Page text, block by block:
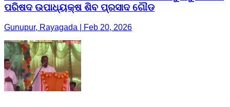
ପରିଷଦ ଉପାଧ୍ୟକ୍ଷ ଶିବ ପ୍ରସାଦ ଗୌଡ
Gunupur, Rayagada | Feb 20, 2026